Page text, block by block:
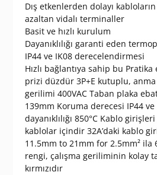
Dış etkenlerden dolayı
azaltan vidalı terminaller
Basit ve hızlı kurulum
Dayanıklılığı garanti eden
IP44 ve IK08 derecelendirmesi
Hızlı bağlantıya sahip bu
prizi düzdür 3P+E kutuplu, anma
gerilimi 400VAC Taban plaka
139mm Koruma derecesi IP44 ve
dayanıklılığı 850°C Kablo
kablolar içindir 32A’daki kablo
11.5mm to 21mm for 2.5mm² ila
rengi, çalışma geriliminin kolay
kırmızıdır